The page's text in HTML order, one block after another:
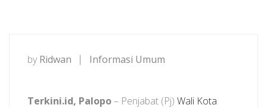
by Ridwan Informasi Umum
Terkini.id, Palopo– Penjabat (Pj) Wali Kota